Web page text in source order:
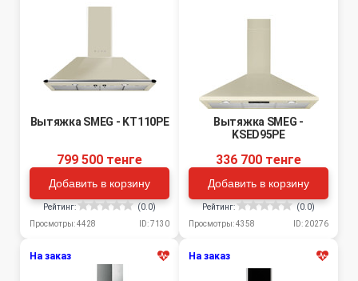
Вытяжка SMEG - KT110PE
799 500 тенге
Добавить в корзину
Рейтинг:
(0.0)
Просмотры: 4428
ID: 7130
Вытяжка SMEG -
KSED95PE
336 700 тенге
Добавить в корзину
Рейтинг:
(0.0)
Просмотры: 4358
ID: 20276
На заказ На заказ